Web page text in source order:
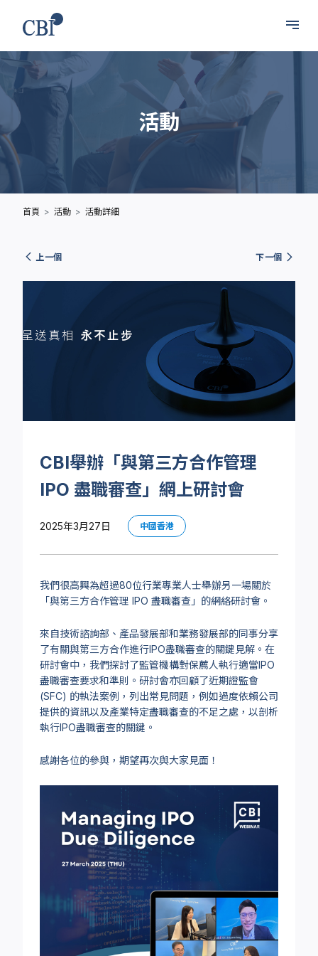
活動
首頁 活動 活動詳細
上一個 下一個
CBI舉辦「與第三方合作管理
IPO 盡職審查」網上研討會
2025年3月27日 中國香港
我們很高興為超過80位行業專業人士舉辦另一場關於
「與第三方合作管理 IPO 盡職審查」的網絡研討會。
來自技術諮詢部、產品發展部和業務發展部的同事分享
了有關與第三方合作進行IPO盡職審查的關鍵見解。在
研討會中，我們探討了監管機構對保薦人執行適當IPO
盡職審查要求和準則。研討會亦回顧了近期證監會
(SFC) 的執法案例，列出常見問題，例如過度依賴公司
提供的資訊以及產業特定盡職審查的不足之處，以剖析
執行IPO盡職審查的關鍵。
感謝各位的參與，期望再次與大家見面！